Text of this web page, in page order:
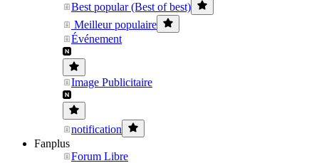
Best popular (Best of best)
Meilleur populaire
Événement
Image Publicitaire
notification
Fanplus
Forum Libre